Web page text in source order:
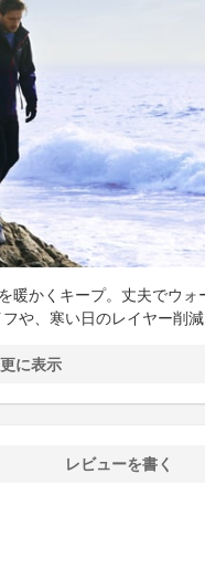
暖かくキープ。丈夫でウォ
や、寒い日のレイヤー削減
更に表示
レビューを書く